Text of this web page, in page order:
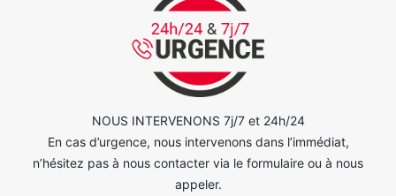
NOUS INTERVENONS 7j/7 et 24h/24
En cas d’urgence, nous intervenons dans l’immédiat,
n’hésitez pas à nous contacter via le formulaire ou à nous
appeler.